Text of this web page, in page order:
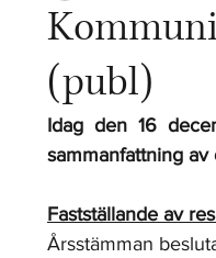
(publ)
Idag den 16
sammanfattning
Fastställande av
Årsstämman